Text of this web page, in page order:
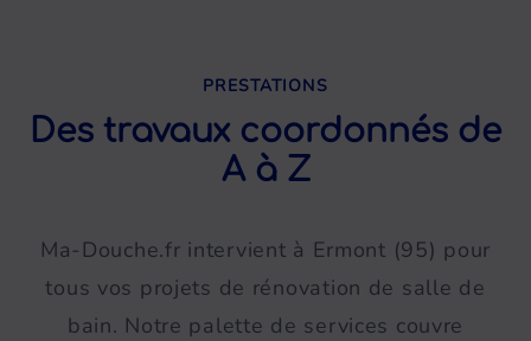
PRESTATIONS
Des travaux coordonnés de
A à Z
Ma-Douche.fr intervient à Ermont (95) pour
tous vos projets de rénovation de salle de
bain. Notre palette de services couvre